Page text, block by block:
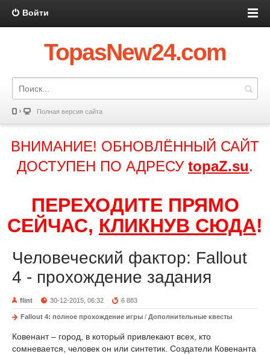
Войти
TopasNew24.com
Полная версия сайта
ВНИМАНИЕ! ОБНОВЛЁННЫЙ САЙТ
ДОСТУПЕН ПО АДРЕСУ topaZ.su.
ПЕРЕХОДИТЕ ПРЯМО
СЕЙЧАС, КЛИКНУВ СЮДА!
Человеческий фактор: Fallout
4 - прохождение задания
flint 30-12-2015, 06:32 6 883
Fallout 4: полное прохождение игры / Дополнительные квесты
Ковенант – город, в который привлекают всех, кто
сомневается, человек он или синтетик. Создатели Ковенанта